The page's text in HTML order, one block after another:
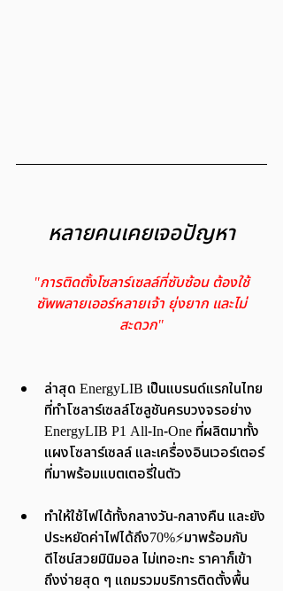
หลายคนเคยเจอปัญหา
"การติดตั้งโซลาร์เซลล์ที่ซับซ้อน ต้องใช้
ซัพพลายเออร์หลายเจ้า ยุ่งยาก และไม่
สะดวก"
ล่าสุด EnergyLIB เป็นแบรนด์แรกในไทย
ที่ทำโซลาร์เซลล์โซลูชันครบวงจรอย่าง
EnergyLIB P1 All-In-One ที่ผลิตมาทั้ง
แผงโซลาร์เซลล์ และเครื่องอินเวอร์เตอร์
ที่มาพร้อมแบตเตอรี่ในตัว
ทำให้ใช้ไฟได้ทั้งกลางวัน-กลางคืน และยัง
ประหยัดค่าไฟได้ถึง70%⚡️มาพร้อมกับ
ดีไซน์สวยมินิมอล ไม่เทอะทะ ราคาก็เข้า
ถึงง่ายสุด ๆ แถมรวมบริการติดตั้งพื้น